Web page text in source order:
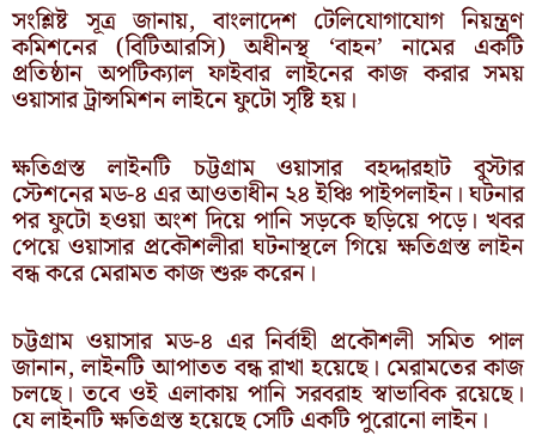
সংশ্লিষ্ট সূত্র জানায়, বাংলাদেশ টেলিযোগাযোগ নিয়ন্ত্রণ
কমিশনের (বিটিআরসি) অধীনস্থ ‘বাহন’ নামের একটি
প্রতিষ্ঠান অপটিক্যাল ফাইবার লাইনের কাজ করার সময়
ওয়াসার ট্রান্সমিশন লাইনে ফুটো সৃষ্টি হয়।
ক্ষতিগ্রস্ত লাইনটি চট্টগ্রাম ওয়াসার বহদ্দারহাট বুস্টার
স্টেশনের মড-৪ এর আওতাধীন ২৪ ইঞ্চি পাইপলাইন। ঘটনার
পর ফুটো হওয়া অংশ দিয়ে পানি সড়কে ছড়িয়ে পড়ে। খবর
পেয়ে ওয়াসার প্রকৌশলীরা ঘটনাস্থলে গিয়ে ক্ষতিগ্রস্ত লাইন
বন্ধ করে মেরামত কাজ শুরু করেন।
চট্টগ্রাম ওয়াসার মড-৪ এর নির্বাহী প্রকৌশলী সমিত পাল
জানান, লাইনটি আপাতত বন্ধ রাখা হয়েছে। মেরামতের কাজ
চলছে। তবে ওই এলাকায় পানি সরবরাহ স্বাভাবিক রয়েছে।
যে লাইনটি ক্ষতিগ্রস্ত হয়েছে সেটি একটি পুরোনো লাইন।